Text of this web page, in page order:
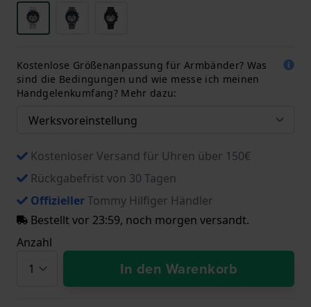
Kostenlose Größenanpassung für Armbänder? Was
sind die Bedingungen und wie messe ich meinen
Handgelenkumfang? Mehr dazu:
Kostenloser Versand für Uhren über 150€
Rückgabefrist von 30 Tagen
OffiziellerTommy Hilfiger Händler
Bestellt vor 23:59, noch morgen versandt.
Anzahl
In den Warenkorb